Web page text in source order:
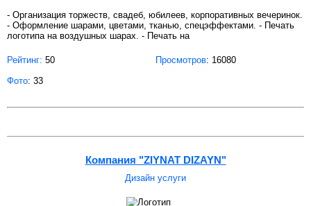
- Организация торжеств, свадеб, юбилеев, корпоративных вечеринок.
- Оформление шарами, цветами, тканью, спецэффектами. - Печать
логотипа на воздушных шарах. - Печать на
Рейтинг: 50 Просмотров: 16080
Фото: 33
Компания "ZIYNAT DIZAYN"
Дизайн услуги